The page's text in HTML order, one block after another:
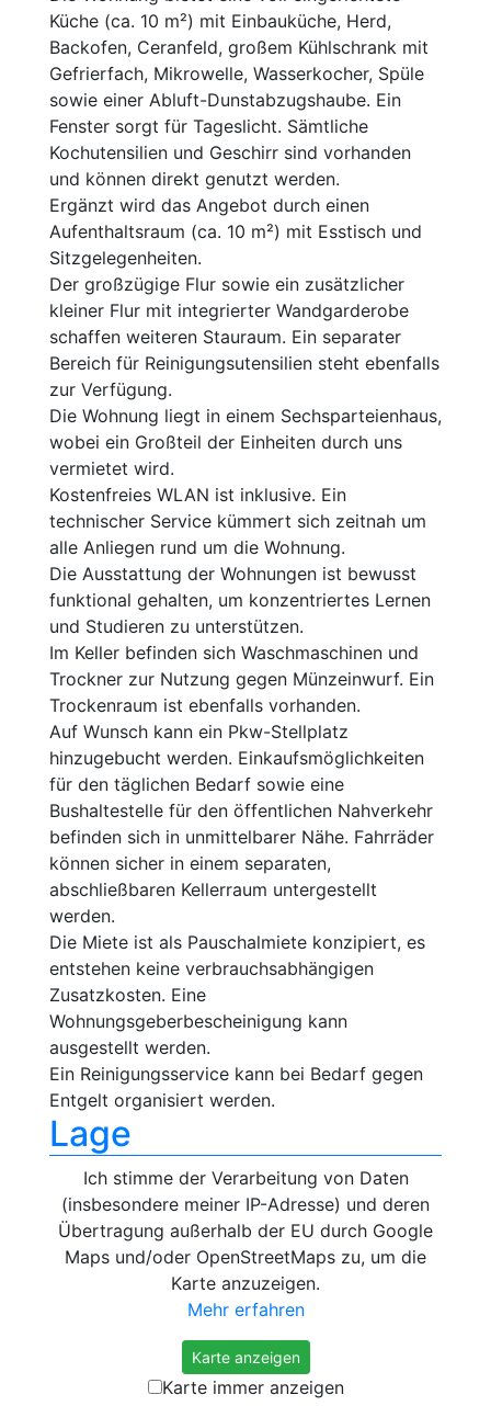
Küche (ca. 10 m²) mit Einbauküche, Herd,
Backofen, Ceranfeld, großem Kühlschrank mit
Gefrierfach, Mikrowelle, Wasserkocher, Spüle
sowie einer Abluft-Dunstabzugshaube. Ein
Fenster sorgt für Tageslicht. Sämtliche
Kochutensilien und Geschirr sind vorhanden
und können direkt genutzt werden.
Ergänzt wird das Angebot durch einen
Aufenthaltsraum (ca. 10 m²) mit Esstisch und
Sitzgelegenheiten.
Der großzügige Flur sowie ein zusätzlicher
kleiner Flur mit integrierter Wandgarderobe
schaffen weiteren Stauraum. Ein separater
Bereich für Reinigungsutensilien steht ebenfalls
zur Verfügung.
Die Wohnung liegt in einem Sechsparteienhaus,
wobei ein Großteil der Einheiten durch uns
vermietet wird.
Kostenfreies WLAN ist inklusive. Ein
technischer Service kümmert sich zeitnah um
alle Anliegen rund um die Wohnung.
Die Ausstattung der Wohnungen ist bewusst
funktional gehalten, um konzentriertes Lernen
und Studieren zu unterstützen.
Im Keller befinden sich Waschmaschinen und
Trockner zur Nutzung gegen Münzeinwurf. Ein
Trockenraum ist ebenfalls vorhanden.
Auf Wunsch kann ein Pkw-Stellplatz
hinzugebucht werden. Einkaufsmöglichkeiten
für den täglichen Bedarf sowie eine
Bushaltestelle für den öffentlichen Nahverkehr
befinden sich in unmittelbarer Nähe. Fahrräder
können sicher in einem separaten,
abschließbaren Kellerraum untergestellt
werden.
Die Miete ist als Pauschalmiete konzipiert, es
entstehen keine verbrauchsabhängigen
Zusatzkosten. Eine
Wohnungsgeberbescheinigung kann
ausgestellt werden.
Ein Reinigungsservice kann bei Bedarf gegen
Entgelt organisiert werden.
Lage
Ich stimme der Verarbeitung von Daten
(insbesondere meiner IP-Adresse) und deren
Übertragung außerhalb der EU durch Google
Maps und/oder OpenStreetMaps zu, um die
Karte anzuzeigen.
Mehr erfahren
Karte anzeigen
Karte immer anzeigen